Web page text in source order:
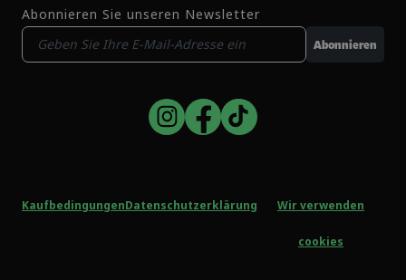
Abonnieren Sie unseren Newsletter
Abonnieren
KaufbedingungenDatenschutzerklärung Wir verwenden
cookies